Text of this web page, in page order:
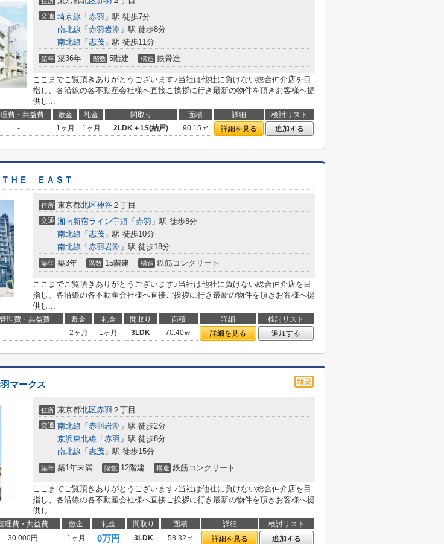
交通 埼京線 「 赤羽 」駅 徒歩7分
南北線 「 赤羽岩淵 」駅 徒歩8分
南北線 「 志茂 」駅 徒歩11分
築年 築36年 階数 5階建 構造 鉄骨造
ここまでご覧頂きありがとうございます♪当社は他社に負けない総合仲介店を目
指し、各沿線の各不動産会社様へ直接ご挨拶に行き最新の物件を頂きお客様へ提
供し...
費・共益費 敷金 礼金 間取り 面積 詳細
検討リスト
- 1ヶ月 1ヶ月 2LDK＋1S(納戸) 90.15㎡ 詳細を見る 追加する
ＨＥ ＥＡＳＴ
住所 東京都北区神谷 ２丁目
交通 湘南新宿ライン宇須 「 赤羽 」駅 徒歩8分
南北線 「 志茂 」駅 徒歩10分
南北線 「 赤羽岩淵 」駅 徒歩18分
築年 築3年 階数 15階建 構造 鉄筋コンクリート
ここまでご覧頂きありがとうございます♪当社は他社に負けない総合仲介店を目
指し、各沿線の各不動産会社様へ直接ご挨拶に行き最新の物件を頂きお客様へ提
供し...
管理費・共益費 敷金 礼金 間取り 面積 詳細
検討リスト
- 2ヶ月 1ヶ月 3LDK 70.40㎡ 詳細を見る 追加する
マークス
住所 東京都北区赤羽 ２丁目
交通 南北線 「 赤羽岩淵 」駅 徒歩2分
京浜東北線 「 赤羽 」駅 徒歩8分
南北線 「 志茂 」駅 徒歩15分
築年 築1年未満 階数 12階建 構造 鉄筋コンクリート
ここまでご覧頂きありがとうございます♪当社は他社に負けない総合仲介店を目
指し、各沿線の各不動産会社様へ直接ご挨拶に行き最新の物件を頂きお客様へ提
供し...
理費・共益費 敷金 礼金 間取り 面積 詳細
検討リスト
30,000円 1ヶ月 0万円 3LDK 58.32㎡ 詳細を見る 追加する